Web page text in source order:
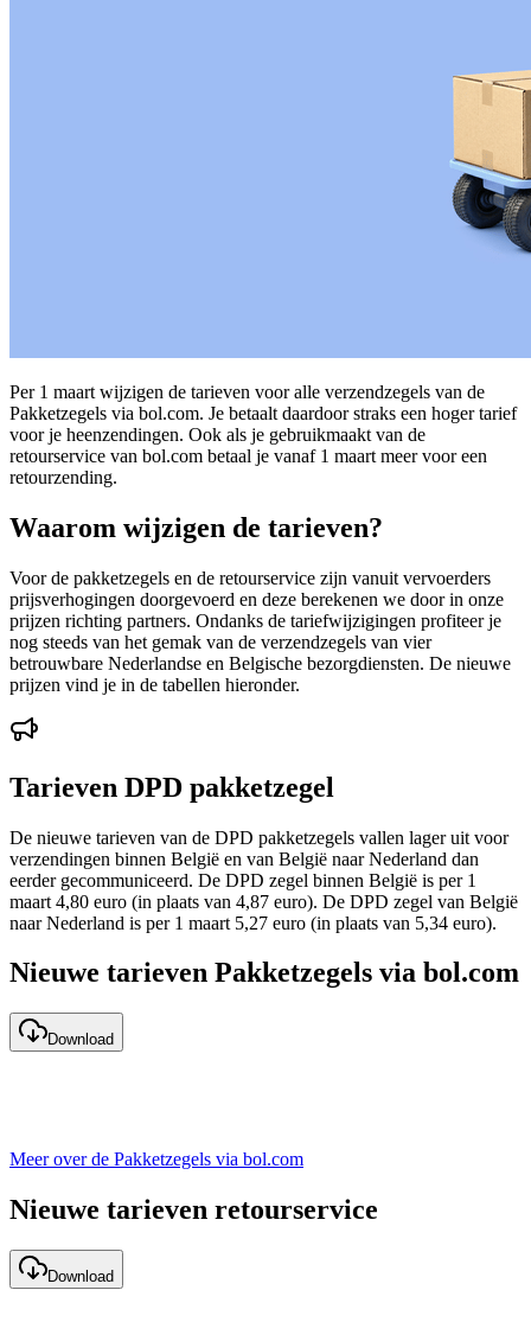
Per 1 maart wijzigen de tarieven voor alle verzendzegels van de
Pakketzegels via bol.com. Je betaalt daardoor straks een hoger tarief
voor je heenzendingen. Ook als je gebruikmaakt van de
retourservice van bol.com betaal je vanaf 1 maart meer voor een
retourzending.
Waarom wijzigen de tarieven?
Voor de pakketzegels en de retourservice zijn vanuit vervoerders
prijsverhogingen doorgevoerd en deze berekenen we door in onze
prijzen richting partners. Ondanks de tariefwijzigingen profiteer je
nog steeds van het gemak van de verzendzegels van vier
betrouwbare Nederlandse en Belgische bezorgdiensten. De nieuwe
prijzen vind je in de tabellen hieronder.
Tarieven DPD pakketzegel
De nieuwe tarieven van de DPD pakketzegels vallen lager uit voor
verzendingen binnen België en van België naar Nederland dan
eerder gecommuniceerd. De DPD zegel binnen België is per 1
maart 4,80 euro (in plaats van 4,87 euro). De DPD zegel van België
naar Nederland is per 1 maart 5,27 euro (in plaats van 5,34 euro).
Nieuwe tarieven Pakketzegels via bol.com
Download
Meer over de Pakketzegels via bol.com
Nieuwe tarieven retourservice
Download